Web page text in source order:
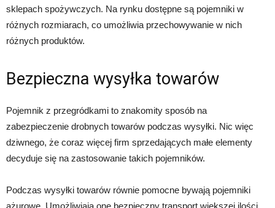
sklepach spożywczych. Na rynku dostępne są pojemniki w
różnych rozmiarach, co umożliwia przechowywanie w nich
różnych produktów.
Bezpieczna wysyłka towarów
Pojemnik z przegródkami to znakomity sposób na
zabezpieczenie drobnych towarów podczas wysyłki. Nic więc
dziwnego, że coraz więcej firm sprzedających małe elementy
decyduje się na zastosowanie takich pojemników.
Podczas wysyłki towarów równie pomocne bywają pojemniki
ażurowe. Umożliwiają one bezpieczny transport większej ilości